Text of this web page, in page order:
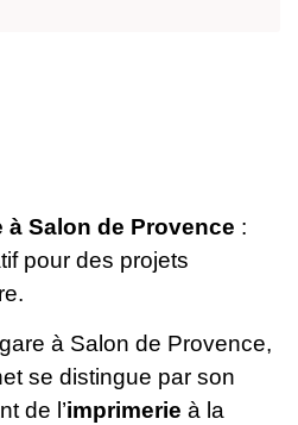
Salon de Provence :
pour des projets
à Salon de Provence,
se distingue par son
de l’imprimerie à la